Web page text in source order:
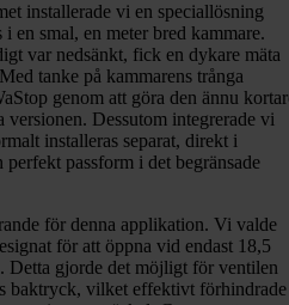
installerade vi en speciallösning
en smal, en meter bred kammare.
var nedsänkt, fick en dykare mäta
tanke på kammarens trånga
genom att göra den ännu
versionen. Dessutom integrerade vi
installeras separat, direkt i
perfekt passform i det begränsade
för denna applikation. Vi valde
för att öppna vid endast 18,5
Detta gjorde det möjligt för ventilen
baktryck, vilket effektivt förhindrade